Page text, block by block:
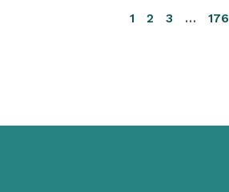
1 2 3 … 176